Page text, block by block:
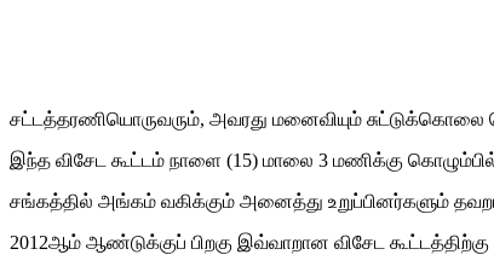
சட்டத்தரணியொருவரும், அவரது மனைவியும்
இந்த விசேட கூட்டம் நாளை (15) மாலை 3 மணிக்கு
சங்கத்தில் அங்கம் வகிக்கும் அனைத்து உறுப்பினர்களும்
2012ஆம் ஆண்டுக்குப் பிறகு இவ்வாறான விசேட கூட்டத்திற்கு